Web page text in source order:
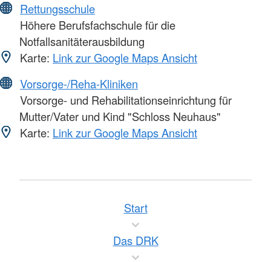
Rettungsschule
Höhere Berufsfachschule für die
Notfallsanitäterausbildung
Karte: Link zur Google Maps Ansicht
Vorsorge-/Reha-Kliniken
Vorsorge- und Rehabilitationseinrichtung für
Mutter/Vater und Kind "Schloss Neuhaus"
Karte: Link zur Google Maps Ansicht
Start
Das DRK